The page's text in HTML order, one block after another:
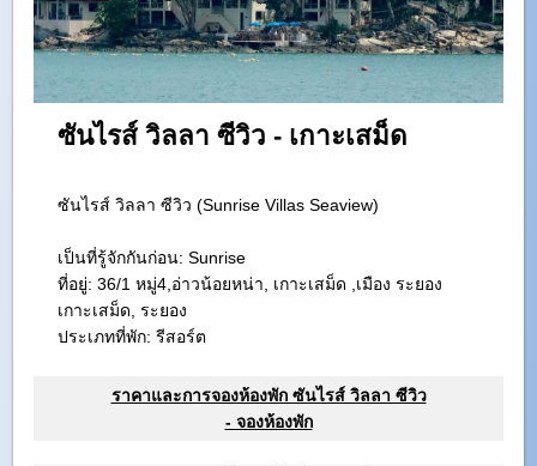
ซันไรส์ วิลลา ซีวิว - เกาะเสม็ด
ซันไรส์ วิลลา ซีวิว (Sunrise Villas Seaview)
เป็นที่รู้จักกันก่อน: Sunrise
ที่อยู่:36/1 หมู่4,อ่าวน้อยหน่า, เกาะเสม็ด ,เมือง ระยอง
เกาะเสม็ด, ระยอง
ประเภทที่พัก: รีสอร์ต
ราคาและการจองห้องพัก ซันไรส์ วิลลา ซีวิว
- จองห้องพัก